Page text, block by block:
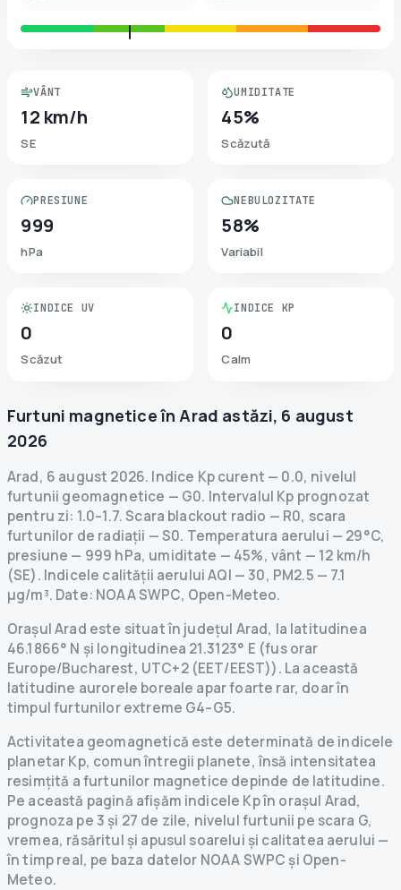
VÂNT
12 km/h
SE
UMIDITATE
45%
Scăzută
PRESIUNE
999
hPa
NEBULOZITATE
58%
Variabil
INDICE UV
0
Scăzut
INDICE KP
0
Calm
Furtuni magnetice în Arad astăzi, 6 august
2026
Arad, 6 august 2026. Indice Kp curent — 0.0, nivelul
furtunii geomagnetice — G0. Intervalul Kp prognozat
pentru zi: 1.0–1.7. Scara blackout radio — R0, scara
furtunilor de radiații — S0. Temperatura aerului — 29°C,
presiune — 999 hPa, umiditate — 45%, vânt — 12 km/h
(SE). Indicele calității aerului AQI — 30, PM2.5 — 7.1
µg/m³. Date: NOAA SWPC, Open-Meteo.
Orașul Arad este situat în județul Arad, la latitudinea
46.1866° N și longitudinea 21.3123° E (fus orar
Europe/Bucharest, UTC+2 (EET/EEST)). La această
latitudine aurorele boreale apar foarte rar, doar în
timpul furtunilor extreme G4–G5.
Activitatea geomagnetică este determinată de indicele
planetar Kp, comun întregii planete, însă intensitatea
resimțită a furtunilor magnetice depinde de latitudine.
Pe această pagină afișăm indicele Kp în orașul Arad,
prognoza pe 3 și 27 de zile, nivelul furtunii pe scara G,
vremea, răsăritul și apusul soarelui și calitatea aerului —
în timp real, pe baza datelor NOAA SWPC și Open-
Meteo.